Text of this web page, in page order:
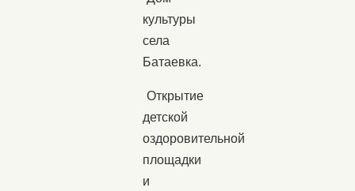
культуры
села
Батаевка.
Открытие
детской
оздоровительной
площадки
и